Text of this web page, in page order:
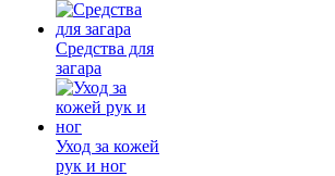
Средства для
загара
Уход за кожей
рук и ног